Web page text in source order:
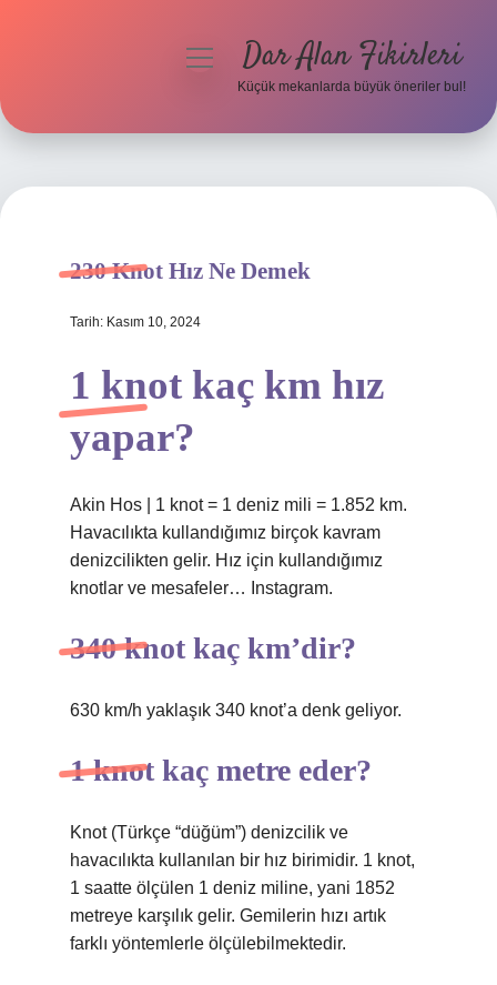
Hakkımızda
menüyüDar Alan Fikirleri
Küçük mekanlarda büyük öneriler bul!
230 Knot Hız Ne Demek
Tarih: Kasım 10, 2024
1 knot kaç km hız
yapar?
Akin Hos | 1 knot = 1 deniz mili = 1.852 km.
Havacılıkta kullandığımız birçok kavram
denizcilikten gelir. Hız için kullandığımız
knotlar ve mesafeler… Instagram.
340 knot kaç km’dir?
630 km/h yaklaşık 340 knot’a denk geliyor.
1 knot kaç metre eder?
Knot (Türkçe “düğüm”) denizcilik ve
havacılıkta kullanılan bir hız birimidir. 1 knot,
1 saatte ölçülen 1 deniz miline, yani 1852
metreye karşılık gelir. Gemilerin hızı artık
farklı yöntemlerle ölçülebilmektedir.